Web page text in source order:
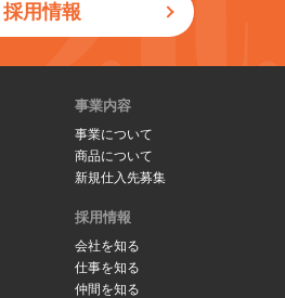
採用情報
事業内容
事業について
商品について
新規仕入先募集
採用情報
会社を知る
仕事を知る
仲間を知る